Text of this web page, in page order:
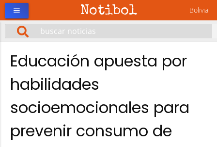
Notibol Bolivia
menu
Educación apuesta por
habilidades
socioemocionales para
prevenir consumo de